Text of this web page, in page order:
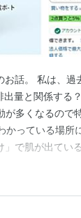
話。 私は、過
量と関係する
多くなるので
っている場所
で肌が出てい
力です。テン